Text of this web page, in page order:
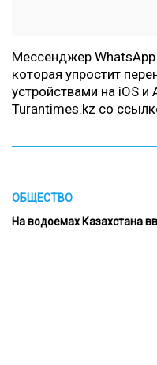
Мессенджер
которая упростит
устройствами на iOS и
Turantimes.kz со
ОБЩЕСТВО
На водоемах Казахстана